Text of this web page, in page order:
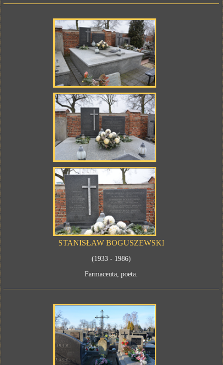
STANISŁAW BOGUSZEWSKI
(1933 - 1986)
Farmaceuta, poeta.